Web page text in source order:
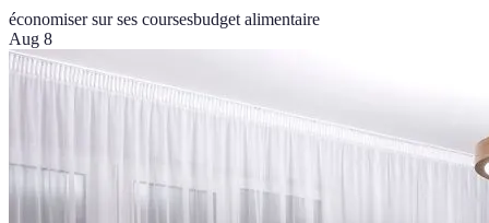
économiser sur ses coursesbudget alimentaire
Aug 8